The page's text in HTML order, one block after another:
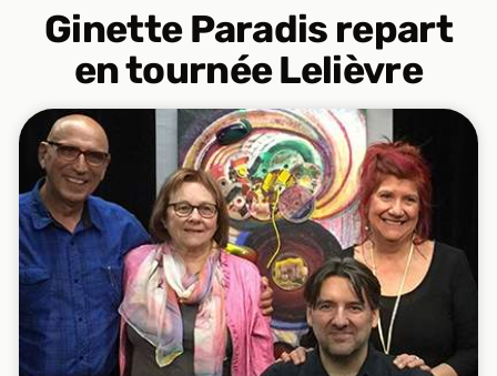
Ginette Paradis repart
en tournée Lelièvre